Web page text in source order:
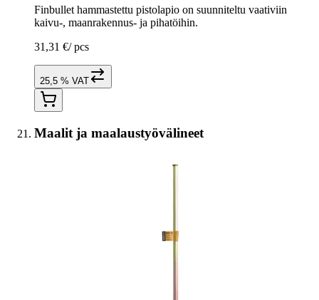
Finbullet hammastettu pistolapio on suunniteltu vaativiin
kaivu-, maanrakennus- ja pihatöihin.
31,31 €/ pcs
25,5 % VAT
Maalit ja maalaustyövälineet